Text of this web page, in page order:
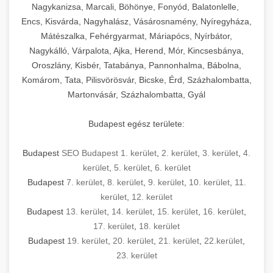
Nagykanizsa, Marcali, Böhönye, Fonyód, Balatonlelle,
Encs, Kisvárda, Nagyhalász, Vásárosnamény, Nyíregyháza,
Mátészalka, Fehérgyarmat, Máriapócs, Nyírbátor,
Nagykálló, Várpalota, Ajka, Herend, Mór, Kincsesbánya,
Oroszlány, Kisbér, Tatabánya, Pannonhalma, Bábolna,
Komárom, Tata, Pilisvörösvár, Bicske, Érd, Százhalombatta,
Martonvásár, Százhalombatta, Gyál
Budapest egész területe:
Budapest SEO Budapest 1. kerület 2. kerület 3. kerület 4.
kerület, 5. kerület, 6. kerület
Budapest 7. kerület, 8. kerület, 9. kerület, 10. kerület, 11.
kerület 12. kerület
Budapest 13. kerület 14. kerület 15. kerület 16. kerület
17. kerület 18. kerület
Budapest 19. kerület 20. kerület 21. kerület 22.kerület
23. kerület